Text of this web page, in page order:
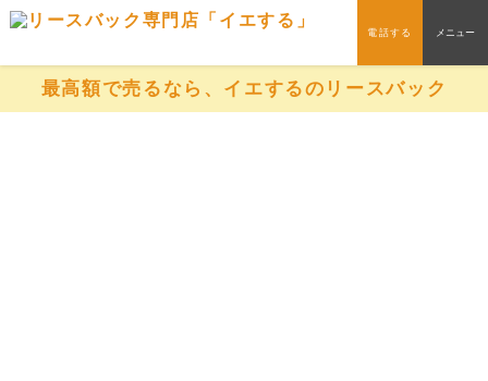
電話する メニュー
最高額で売るなら、イエするのリースバック